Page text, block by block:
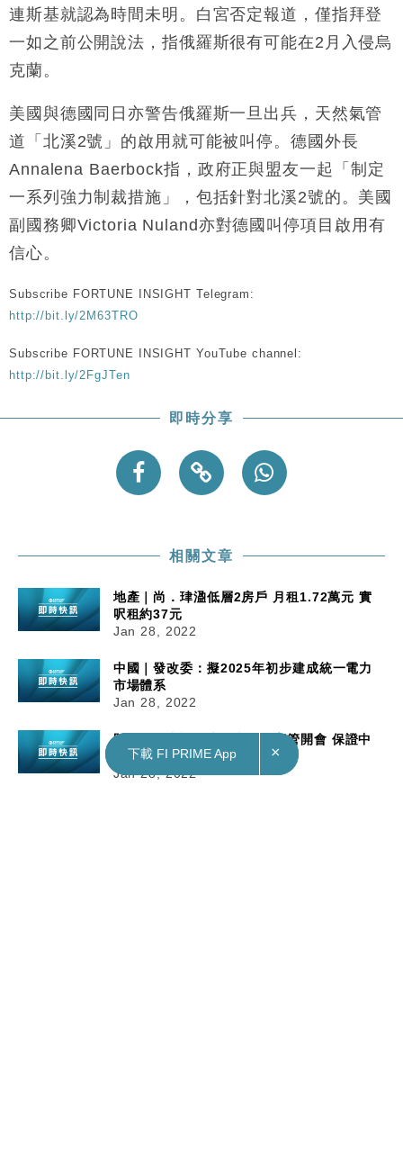
連斯基就認為時間未明。白宮否定報道，僅指拜登
一如之前公開說法，指俄羅斯很有可能在2月入侵烏
克蘭。
美國與德國同日亦警告俄羅斯一旦出兵，天然氣管
道「北溪2號」的啟用就可能被叫停。德國外長
Annalena Baerbock指，政府正與盟友一起「制定
一系列強力制裁措施」，包括針對北溪2號的。美國
副國務卿Victoria Nuland亦對德國叫停項目啟用有
信心。
Subscribe FORTUNE INSIGHT Telegram:
http://bit.ly/2M63TRO
Subscribe FORTUNE INSIGHT YouTube channel:
http://bit.ly/2FgJTen
即時分享
相關文章
地產｜尚．珒溋低層2房戶 月租1.72萬元 實
呎租約37元
Jan 28, 2022
中國｜發改委：擬2025年初步建成統一電力
市場體系
Jan 28, 2022
財經｜傳中證監本周與外資高管開會 保證中
國經濟前景疑慮
Jan 28, 2022
下載 FI PRIME App ×
下載 FI PRIME App ×